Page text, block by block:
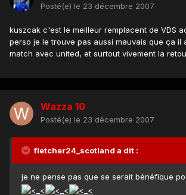
Posté(e) le 23 décembre 2007
kuszcak c'est le meilleur remplacent de VDS
perso je le trouve pas aussi mauvais que ça il
match avec united, et surtout vivement la
Wazza 10
Posté(e) le 23 décembre 2007
fletcher24_scotland a dit :
je ne pense pas que se serait bénéfique